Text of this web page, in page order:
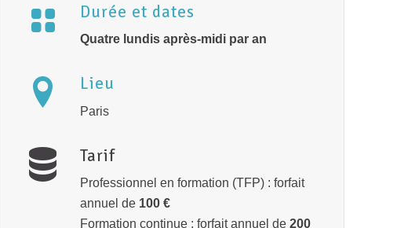
Durée et dates
Quatre lundis après-midi par an
Lieu
Paris
Tarif
Professionnel en formation (TFP) : forfait
annuel de 100 €
Formation continue : forfait annuel de 200